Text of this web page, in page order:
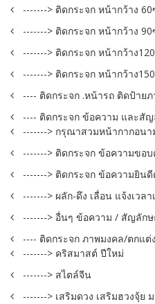
-------> ติดกระจก หน้ากว้าง 60
-------> ติดกระจก หน้ากว้าง 90
-------> ติดกระจก หน้ากว้าง
-------> ติดกระจก หน้ากว้าง
---- ติดกระจก .หน้ารถ ติดป้าย
---- ติดกระจก ข้อความ และสั
-------> กรุณาสวมหน้ากากอน
-------> ติดกระจก ข้อความขอ
-------> ติดกระจก ข้อความยิน
-------> ผลัก-ดึง เลื่อน แจ้งเวล
-------> อื่นๆ ข้อความ / สัญลัก
---- ติดกระจก ภาพมงคล/ตกแต่
-------> คริสมาสต์ ปีใหม่
-------> สไตล์จีน
-------> เสริมดวง เสริมฮวงจุ้ย